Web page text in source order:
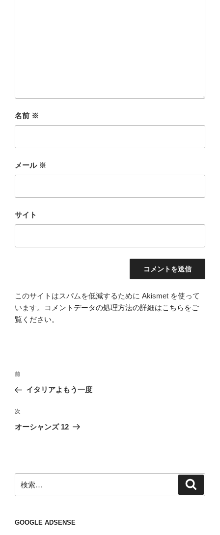
名前 ※
メール ※
サイト
このサイトはスパムを低減するために Akismet を使って
います。
コメントデータの処理方法の詳細はこちらをご
覧ください。
投
ナ
ビ
ゲ
ン
前
の
稿
前
イタリアよもう一度
次
の
次
オーシャンズ 12
索:
GOOGLE ADSENSE